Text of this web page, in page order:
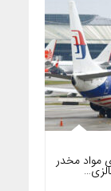
مواد مخدر